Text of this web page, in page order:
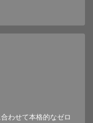
わせて本格的なゼロ